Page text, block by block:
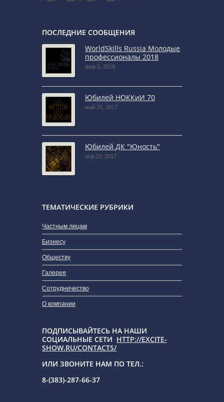
ПОСЛЕДНИЕ СООБЩЕНИЯ
WorldSkills Russia Молодые
профессионалы 2018
фев 5, 2018
Юбилей НОККиИ 70
май 25, 2017
Юбилей ДК "Юность"
апр 22, 2017
ТЕМАТИЧЕСКИЕ РУБРИКИ
Частным лицам
Бизнесу
Обществу
Галерея
Сотрудничество
О компании
ПОДПИСЫВАЙТЕСЬ НА НАШИ
СОЦИАЛЬНЫЕ СЕТИ HTTP://EXCITE-
SHOW.RU/CONTACTS/
ИЛИ ЗВОНИТЕ НАМ ПО ТЕЛ.:
8-(383)-287-66-37